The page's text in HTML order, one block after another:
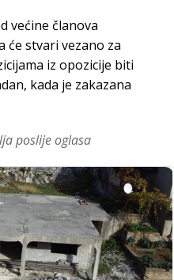
većine članova
će stvari vezano za
iz opozicije biti
kada je zakazana
poslije oglasa